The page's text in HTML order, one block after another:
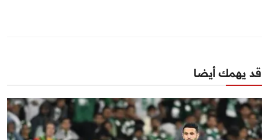
قد يهمك أيضا